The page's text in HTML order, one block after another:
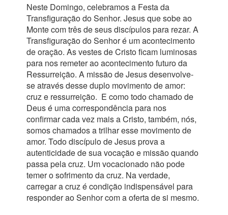
Neste Domingo, celebramos a Festa da
Transfiguração do Senhor. Jesus que sobe ao
Monte com três de seus discípulos para rezar. A
Transfiguração do Senhor é um acontecimento
de oração. As vestes de Cristo ficam luminosas
para nos remeter ao acontecimento futuro da
Ressurreição. A missão de Jesus desenvolve-
se através desse duplo movimento de amor:
cruz e ressurreição. E como todo chamado de
Deus é uma correspondência para nos
confirmar cada vez mais a Cristo, também, nós,
somos chamados a trilhar esse movimento de
amor. Todo discípulo de Jesus prova a
autenticidade de sua vocação e missão quando
passa pela cruz. Um vocacionado não pode
temer o sofrimento da cruz. Na verdade,
carregar a cruz é condição indispensável para
responder ao Senhor com a oferta de si mesmo.